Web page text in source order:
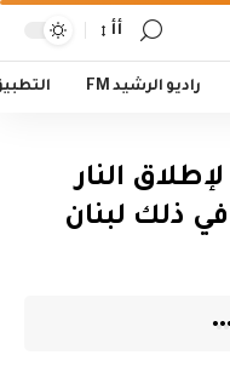
أأ
راديو الرشيد FM
النار
ذلك لبنان